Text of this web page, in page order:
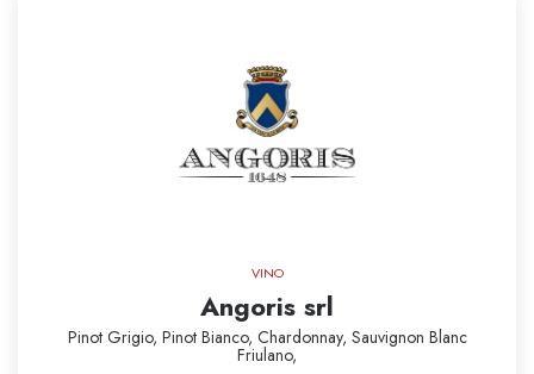
VINO
Angoris srl
Pinot Grigio, Pinot Bianco, Chardonnay, Sauvignon Blanc
Friulano,